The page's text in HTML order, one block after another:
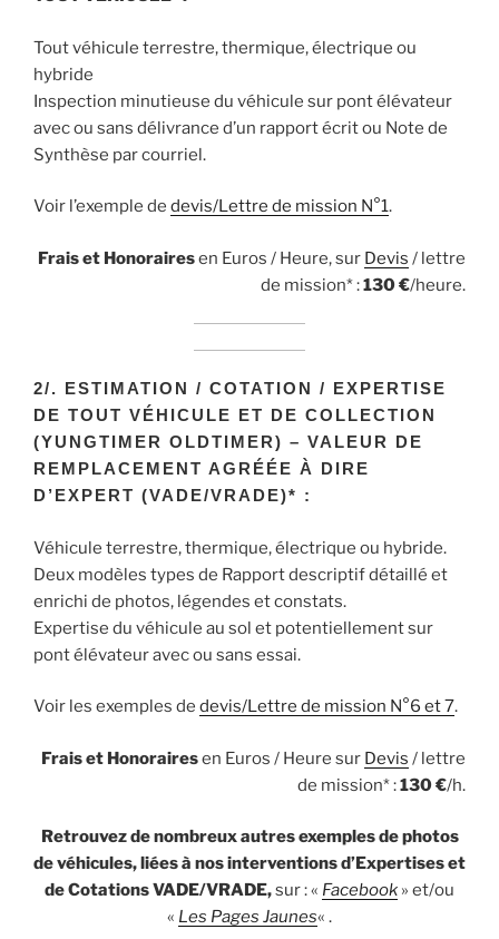
Tout véhicule terrestre, thermique, électrique ou
hybride
Inspection minutieuse du véhicule sur pont élévateur
avec ou sans délivrance d’un rapport écrit ou Note de
Synthèse par courriel.
Voir l’exemple de devis/Lettre de mission N°1.
Frais et Honorairesen Euros / Heure, sur Devis / lettre
de mission* :130€/heure.
2/. ESTIMATION / COTATION / EXPERTISE
DE TOUT VÉHICULE ET DE COLLECTION
(YUNGTIMER OLDTIMER) – VALEUR DE
REMPLACEMENT AGRÉÉE À DIRE
D’EXPERT (VADE/VRADE)* :
Véhicule terrestre, thermique, électrique ou hybride.
Deux modèles types de Rapport descriptif détaillé et
enrichi de photos, légendes et constats.
Expertise du véhicule au sol et potentiellement sur
pont élévateur avec ou sans essai.
Voir les exemples de devis/Lettre de mission N°6 et 7.
Frais et Honorairesen Euros / Heure sur Devis / lettre
de mission* :130€/h.
Retrouvez de nombreux autres exemples de photos
de véhicules, liées à nos interventions d’Expertises et
de Cotations VADE/VRADE,sur : « Facebook » et/ou
« Les Pages Jaunes« .